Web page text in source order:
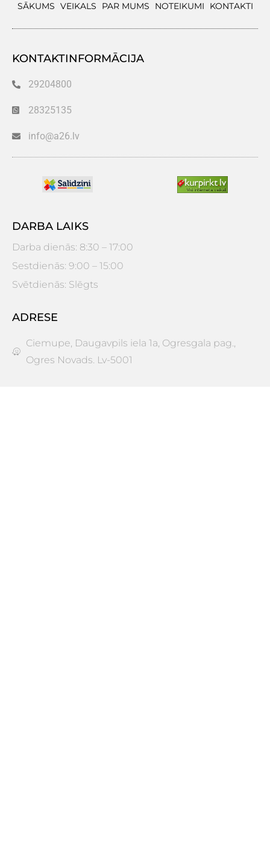
SĀKUMS VEIKALS PAR MUMS NOTEIKUMI KONTAKTI
KONTAKTINFORMĀCIJA
29204800
28325135
info@a26.lv
DARBA LAIKS
Darba dienās: 8:30 – 17:00
Sestdienās: 9:00 – 15:00
Svētdienās: Slēgts
ADRESE
Ciemupe, Daugavpils iela 1a, Ogresgala pag.,
Ogres Novads. Lv-5001